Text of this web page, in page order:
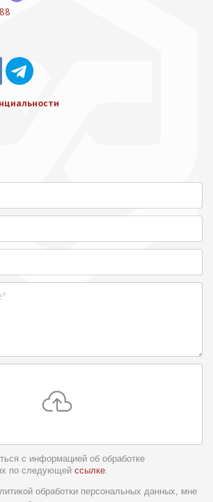
с информацией об обработке
по следующей ссылке.
*
обработки персональных данных, мне